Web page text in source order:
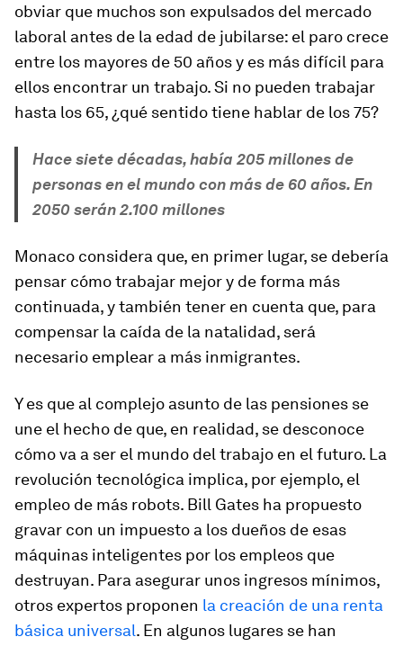
obviar que muchos son expulsados del mercado
laboral antes de la edad de jubilarse: el paro crece
entre los mayores de 50 años y es más difícil para
ellos encontrar un trabajo. Si no pueden trabajar
hasta los 65, ¿qué sentido tiene hablar de los 75?
Hace siete décadas, había 205 millones de
personas en el mundo con más de 60 años. En
2050 serán 2.100 millones
Monaco considera que, en primer lugar, se debería
pensar cómo trabajar mejor y de forma más
continuada, y también tener en cuenta que, para
compensar la caída de la natalidad, será
necesario emplear a más inmigrantes.
Y es que al complejo asunto de las pensiones se
une el hecho de que, en realidad, se desconoce
cómo va a ser el mundo del trabajo en el futuro. La
revolución tecnológica implica, por ejemplo, el
empleo de más robots. Bill Gates ha propuesto
gravar con un impuesto a los dueños de esas
máquinas inteligentes por los empleos que
destruyan. Para asegurar unos ingresos mínimos,
otros expertos proponen la creación de una renta
básica universal. En algunos lugares se han